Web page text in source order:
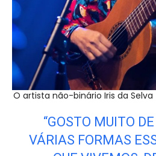
O artista não-binário Iris da
“GOSTO MUITO
VÁRIAS FORMAS